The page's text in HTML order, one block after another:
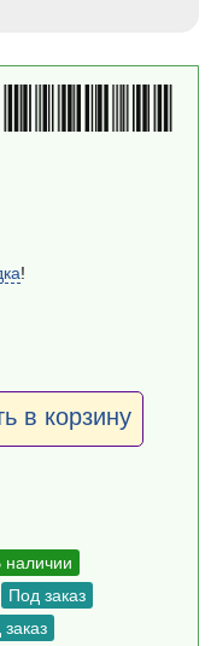
!
в корзину
наличии
Под заказ